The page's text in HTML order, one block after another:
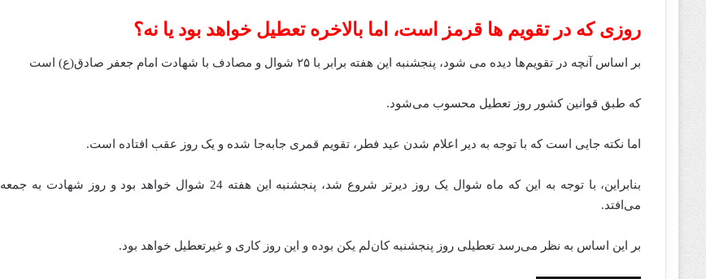
روزی که در تقویم‌ ها قرمز است، اما بالاخره تعطیل خواهد بود یا نه؟
بر اساس آنچه در تقویم‌ها دیده می‌ شود، پنجشنبه این هفته برابر با ۲۵ شوال و مصادف با شهادت امام جعفر صادق(ع) است
که طبق قوانین کشور روز تعطیل محسوب می‌شود.
اما نکته جایی است که با توجه به دیر اعلام شدن عید فطر، تقویم قمری جابه‌جا شده و یک روز عقب افتاده است.
بنابراین، با توجه به این که ماه شوال یک روز دیرتر شروع شد، پنجشنبه این هفته 24 شوال خواهد بود و روز شهادت به جمعه
می‌افتد.
بر این اساس به نظر می‌رسد تعطیلی روز پنجشنبه کان‌لم یکن بوده و این روز کاری و غیرتعطیل خواهد بود.